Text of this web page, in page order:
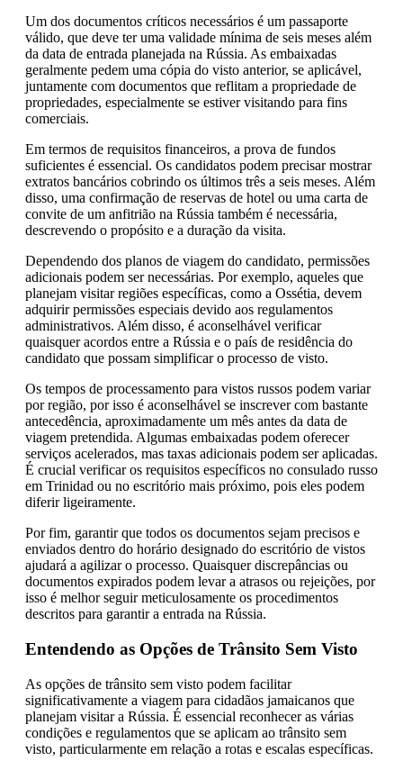
Um dos documentos críticos necessários é um passaporte
válido, que deve ter uma validade mínima de seis meses além
da data de entrada planejada na Rússia. As embaixadas
geralmente pedem uma cópia do visto anterior, se aplicável,
juntamente com documentos que reflitam a propriedade de
propriedades, especialmente se estiver visitando para fins
comerciais.
Em termos de requisitos financeiros, a prova de fundos
suficientes é essencial. Os candidatos podem precisar mostrar
extratos bancários cobrindo os últimos três a seis meses. Além
disso, uma confirmação de reservas de hotel ou uma carta de
convite de um anfitrião na Rússia também é necessária,
descrevendo o propósito e a duração da visita.
Dependendo dos planos de viagem do candidato, permissões
adicionais podem ser necessárias. Por exemplo, aqueles que
planejam visitar regiões específicas, como a Ossétia, devem
adquirir permissões especiais devido aos regulamentos
administrativos. Além disso, é aconselhável verificar
quaisquer acordos entre a Rússia e o país de residência do
candidato que possam simplificar o processo de visto.
Os tempos de processamento para vistos russos podem variar
por região, por isso é aconselhável se inscrever com bastante
antecedência, aproximadamente um mês antes da data de
viagem pretendida. Algumas embaixadas podem oferecer
serviços acelerados, mas taxas adicionais podem ser aplicadas.
É crucial verificar os requisitos específicos no consulado russo
em Trinidad ou no escritório mais próximo, pois eles podem
diferir ligeiramente.
Por fim, garantir que todos os documentos sejam precisos e
enviados dentro do horário designado do escritório de vistos
ajudará a agilizar o processo. Quaisquer discrepâncias ou
documentos expirados podem levar a atrasos ou rejeições, por
isso é melhor seguir meticulosamente os procedimentos
descritos para garantir a entrada na Rússia.
Entendendo as Opções de Trânsito Sem Visto
As opções de trânsito sem visto podem facilitar
significativamente a viagem para cidadãos jamaicanos que
planejam visitar a Rússia. É essencial reconhecer as várias
condições e regulamentos que se aplicam ao trânsito sem
visto, particularmente em relação a rotas e escalas específicas.